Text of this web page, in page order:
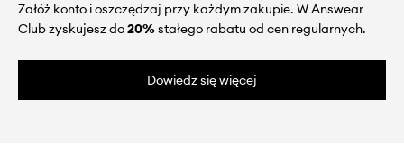
Załóż konto i oszczędzaj przy każdym zakupie. W Answear
Club zyskujesz do20%stałego rabatu od cen regularnych.
Dowiedz się więcej